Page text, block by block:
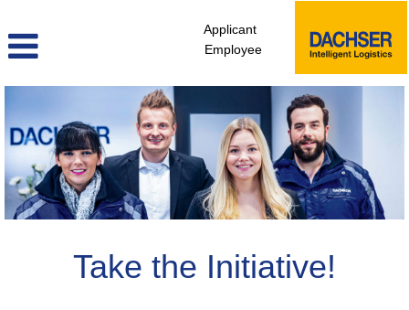
Applicant
Employee
Unsolicited
Application
Take the Initiative!